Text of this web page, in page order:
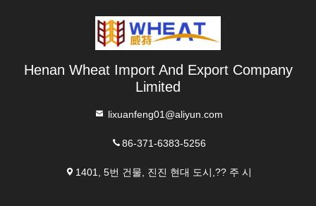
Henan Wheat Import And Export Company
Limited
lixuanfeng01@aliyun.com
86-371-6383-5256
1401, 5번 건물, 진진 현대 도시,?? 주 시